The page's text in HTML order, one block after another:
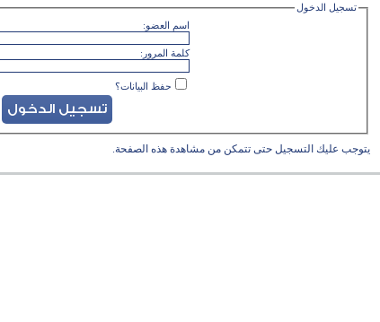
تسجيل الدخول
اسم العضو:
كلمة المرور:
حفظ البيانات؟
يتوجب عليكالتسجيل حتى تتمكن من مشاهدة هذه الصفحة.